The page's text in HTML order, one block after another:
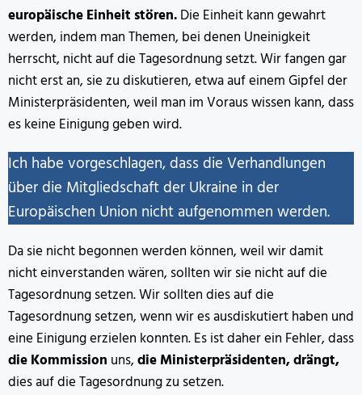
europäische Einheit stören.Die Einheit kann gewahrt
werden, indem man Themen, bei denen Uneinigkeit
herrscht, nicht auf die Tagesordnung setzt. Wir fangen gar
nicht erst an, sie zu diskutieren, etwa auf einem Gipfel der
Ministerpräsidenten, weil man im Voraus wissen kann, dass
es keine Einigung geben wird.
Ich habe vorgeschlagen, dass die Verhandlungen
über die Mitgliedschaft der Ukraine in der
Europäischen Union nicht aufgenommen werden.
Da sie nicht begonnen werden können, weil wir damit
nicht einverstanden wären, sollten wir sie nicht auf die
Tagesordnung setzen. Wir sollten dies auf die
Tagesordnung setzen, wenn wir es ausdiskutiert haben und
eine Einigung erzielen konnten. Es ist daher ein Fehler, dass
die Kommission uns,die Ministerpräsidenten, drängt,
dies auf die Tagesordnung zu setzen.